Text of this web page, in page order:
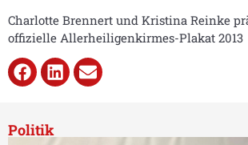
Charlotte Brennert und Kristina Reinke
offizielle Allerheiligenkirmes-Plakat 2013
Politik